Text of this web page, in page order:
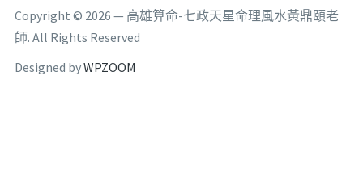
Copyright © 2026 — 高雄算命-七政天星命理風水黃鼎頤老
師. All Rights Reserved
Designed byWPZOOM